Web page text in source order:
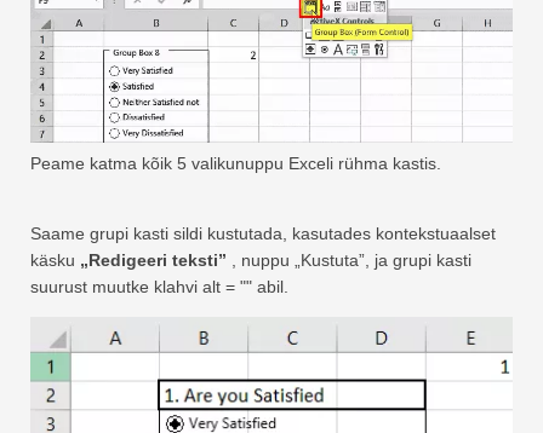
Peame katma kõik 5 valikunuppu Exceli rühma kastis.
Saame grupi kasti sildi kustutada, kasutades kontekstuaalset
käsku „Redigeeri teksti” , nuppu „Kustuta”, ja grupi kasti
suurust muutke klahvi alt = "" abil.